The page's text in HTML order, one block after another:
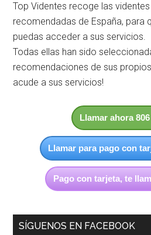
Top Videntes recoge las
recomendadas de España, para
puedas acceder a sus servicios.
Todas ellas han sido
recomendaciones de sus
acude a sus servicios!
Llamar ahora 806
Llamar para pago con
Pago con tarjeta, te
SÍGUENOS EN FACEBOOK